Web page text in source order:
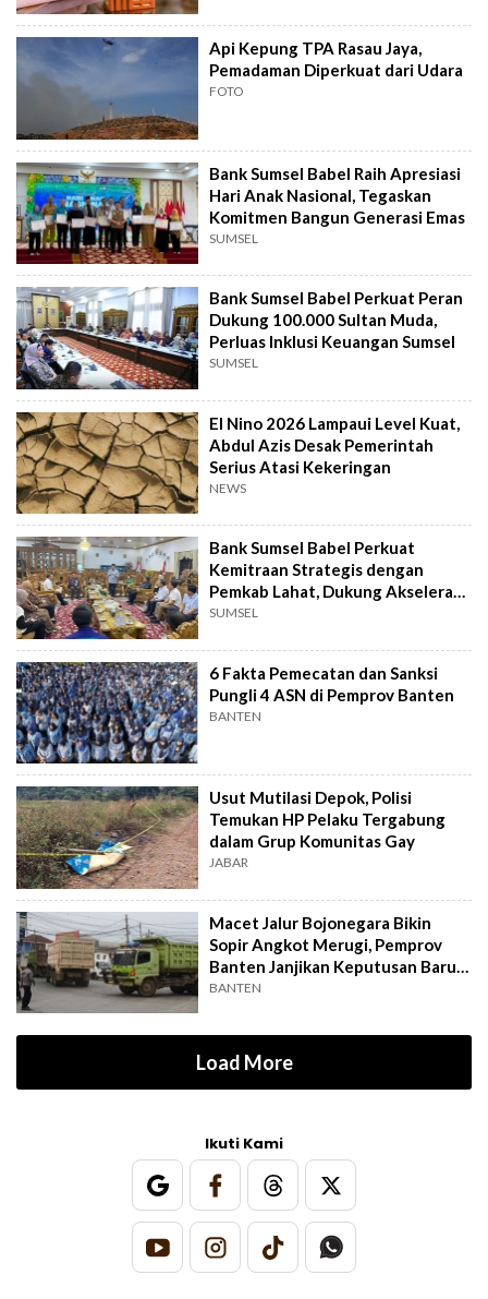
Api Kepung TPA Rasau Jaya,
Pemadaman Diperkuat dari Udara
FOTO
Bank Sumsel Babel Raih Apresiasi
Hari Anak Nasional, Tegaskan
Komitmen Bangun Generasi Emas
SUMSEL
Bank Sumsel Babel Perkuat Peran
Dukung 100.000 Sultan Muda,
Perluas Inklusi Keuangan Sumsel
SUMSEL
El Nino 2026 Lampaui Level Kuat,
Abdul Azis Desak Pemerintah
Serius Atasi Kekeringan
NEWS
Bank Sumsel Babel Perkuat
Kemitraan Strategis dengan
Pemkab Lahat, Dukung Akselerasi
Ekonomi Daerah
SUMSEL
6 Fakta Pemecatan dan Sanksi
Pungli 4 ASN di Pemprov Banten
BANTEN
Usut Mutilasi Depok, Polisi
Temukan HP Pelaku Tergabung
dalam Grup Komunitas Gay
JABAR
Macet Jalur Bojonegara Bikin
Sopir Angkot Merugi, Pemprov
Banten Janjikan Keputusan Baru 4
Hari Lagi
BANTEN
Load More
Ikuti Kami